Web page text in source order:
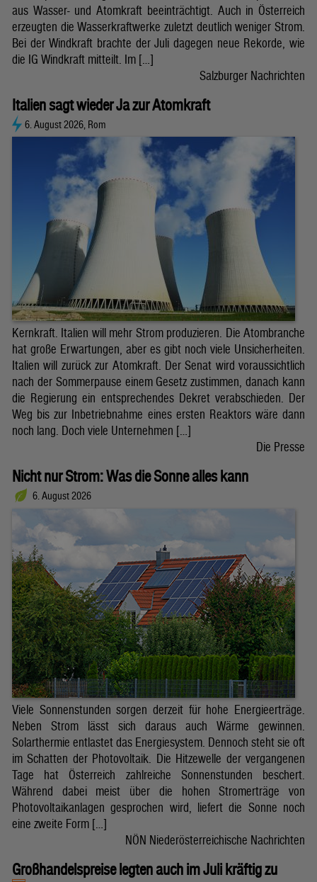
aus Wasser- und Atomkraft beeinträchtigt. Auch in Österreich
erzeugten die Wasserkraftwerke zuletzt deutlich weniger Strom.
Bei der Windkraft brachte der Juli dagegen neue Rekorde, wie
die IG Windkraft mitteilt. Im […]
Salzburger Nachrichten
Italien sagt wieder Ja zur Atomkraft
6. August 2026, Rom
Kernkraft. Italien will mehr Strom produzieren. Die Atombranche
hat große Erwartungen, aber es gibt noch viele Unsicherheiten.
Italien will zurück zur Atomkraft. Der Senat wird voraussichtlich
nach der Sommerpause einem Gesetz zustimmen, danach kann
die Regierung ein entsprechendes Dekret verabschieden. Der
Weg bis zur Inbetriebnahme eines ersten Reaktors wäre dann
noch lang. Doch viele Unternehmen […]
Die Presse
Nicht nur Strom: Was die Sonne alles kann
6. August 2026
Viele Sonnenstunden sorgen derzeit für hohe Energieerträge.
Neben Strom lässt sich daraus auch Wärme gewinnen.
Solarthermie entlastet das Energiesystem. Dennoch steht sie oft
im Schatten der Photovoltaik. Die Hitzewelle der vergangenen
Tage hat Österreich zahlreiche Sonnenstunden beschert.
Während dabei meist über die hohen Stromerträge von
Photovoltaikanlagen gesprochen wird, liefert die Sonne noch
eine zweite Form […]
NÖN Niederösterreichische Nachrichten
Großhandelspreise legten auch im Juli kräftig zu